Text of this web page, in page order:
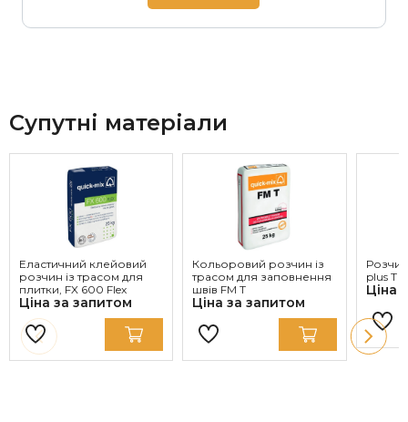
Супутні матеріали
Еластичний клейовий
розчин із трасом для
плитки, FX 600 Flex
Ціна за запитом
Кольоровий розчин із
трасом для заповнення
швів FM T
Ціна за запитом
plus T
Ціна